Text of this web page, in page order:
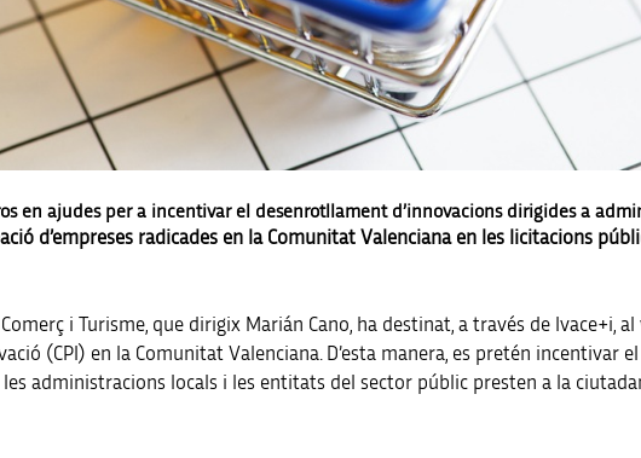
en ajudes per a incentivar el desenrotllament d’innovacions dirigides a
d’empreses radicades en la Comunitat Valenciana en les licitacions
Comerç i Turisme, que dirigix Marián Cano, ha destinat, a través de Ivace+i,
(CPI) en la Comunitat Valenciana. D’esta manera, es pretén
administracions locals i les entitats del sector públic presten a la